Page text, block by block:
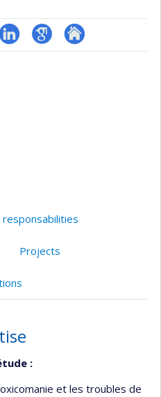
GoogleAutre
Projects
:
et les troubles de